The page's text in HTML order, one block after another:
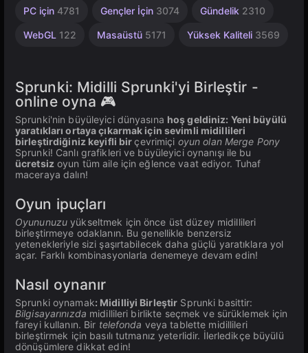
PC için 4781 Gençler İçin 3074 Gündelik 2310
WebGL 122 Masaüstü 5171 Yüksek Kaliteli 3569
Rus
Basit
Çocuklar
1480
Tarayıcı
Yapı
Sprunki: Midilli Sprunki'yi Birleştir -
online oyna 🎮
Sprunki'nin büyüleyici dünyasına hoş geldiniz: Yeni büyülü
yaratıkları ortaya çıkarmak için sevimli midillileri
birleştirdiğiniz keyifli birçevrimiçi oyun olan Merge Pony
Sprunki! Canlı grafikleri ve büyüleyici oynanışı ile bu
ücretsiz oyun tüm aile için eğlence vaat ediyor. Tuhaf
maceraya dalın!
Oyun ipuçları
Oyununuzu yükseltmek için önce üst düzey midillileri
birleştirmeye odaklanın. Bu genellikle benzersiz
yetenekleriyle sizi şaşırtabilecek daha güçlü yaratıklara yol
açar. Farklı kombinasyonlarla denemeye devam edin!
Nasıl oynanır
Sprunki oynamak: Midilliyi Birleştir Sprunki basittir:
Bilgisayarınızda midillileri birlikte seçmek ve sürüklemek için
fareyi kullanın. Bir telefonda veya tablette midillileri
birleştirmek için basılı tutmanız yeterlidir. İlerledikçe büyülü
dönüşümlere dikkat edin!